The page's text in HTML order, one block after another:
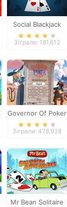
Social Blackjack
Зіграли: 181,612
Governor Of Poker
2
Зіграли: 478,938
Mr Bean Solitaire